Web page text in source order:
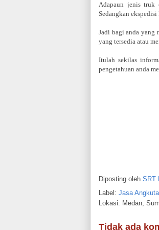
Adapaun jenis truk
Sedangkan
Jadi bagi anda yang
yang tersedia atau
Itulah sekilas
pengetahuan anda
Diposting oleh SRT
Label: Jasa
Lokasi: Medan,
Tidak ada